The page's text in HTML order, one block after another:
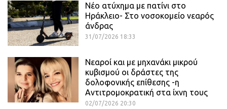
Νέο ατύχημα με πατίνι στο
Ηράκλειο- Στο νοσοκομείο νεαρός
άνδρας
31/07/2026 18:33
Νεαροί και με μηχανάκι μικρού
κυβισμού οι δράστες της
δολοφονικής επίθεσης -η
Αντιτρομοκρατική στα ίχνη τους
02/07/2026 20:30